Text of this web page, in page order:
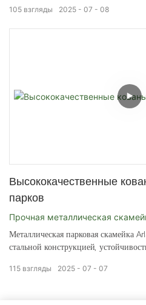
прочный мусорный бак, сочетающий
к деформации и коррозии.
2025 07 08
105 взгляды
Высококачественные
парков
Прочная металлическая
общественных местах.
Металлическая парковая скамейка
стальной конструкцией,
парков, садов, улиц и общественных
2025 07 07
115 взгляды